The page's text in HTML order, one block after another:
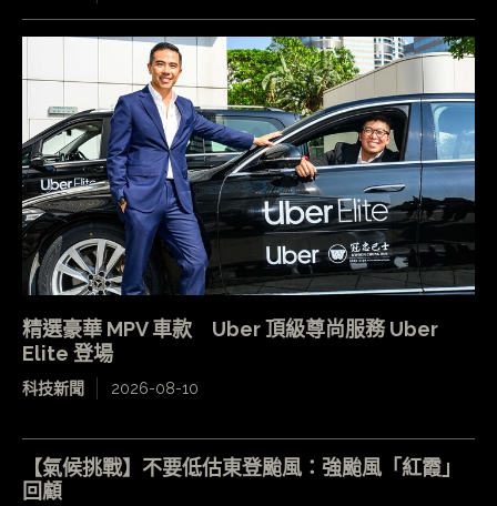
精選豪華 MPV 車款 Uber 頂級尊尚服務 Uber
Elite 登場
科技新聞 2026-08-10
【氣候挑戰】不要低估東登颱風：強颱風「紅霞」
回顧